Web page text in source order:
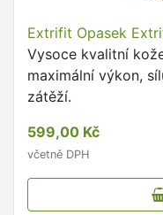
Extrifit Opasek
Vysoce kvalitní
maximální výkon,
zátěží.
599,00 Kč
včetně DPH